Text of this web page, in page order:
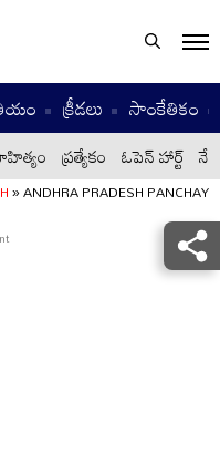
క్రీడలు సాంకేతికం
ప్రత్యేకం ఓపెన్ హార్ట్
»ANDHRA PRADESH